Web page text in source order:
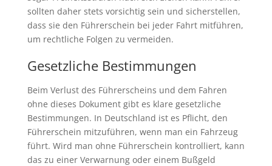
sollten daher stets vorsichtig sein und sicherstellen,
dass sie den Führerschein bei jeder Fahrt mitführen,
um rechtliche Folgen zu vermeiden.
Gesetzliche Bestimmungen
Beim Verlust des Führerscheins und dem Fahren
ohne dieses Dokument gibt es klare gesetzliche
Bestimmungen. In Deutschland ist es Pflicht, den
Führerschein mitzuführen, wenn man ein Fahrzeug
führt. Wird man ohne Führerschein kontrolliert, kann
das zu einer Verwarnung oder einem Bußgeld